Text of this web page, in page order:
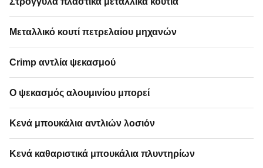
Μεταλλικό κουτί πετρελαίου μηχανών
Crimp αντλία ψεκασμού
Ο ψεκασμός αλουμινίου μπορεί
Κενά μπουκάλια αντλιών λοσιόν
Κενά καθαριστικά μπουκάλια πλυντηρίων